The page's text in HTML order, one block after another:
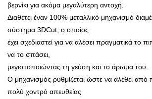
βερνίκι για ακόμα μεγαλύτερη αντοχή.
Διαθέτει έναν 100% μεταλλικό μηχανισμό
σύστημα 3DCut, ο οποίος
έχει σχεδιαστεί για να αλέσει πραγματικά το
να το σπάσει,
μεγιστοποιώντας τη γεύση και το άρωμα του.
Ο μηχανισμός ρυθμίζεται ώστε να αλέθει από
πολύ χοντρό απευθείας